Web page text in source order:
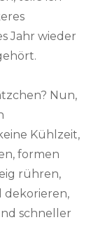
Jahr wieder
Nun,
Kühlzeit,
formen
rühren,
dekorieren,
schneller